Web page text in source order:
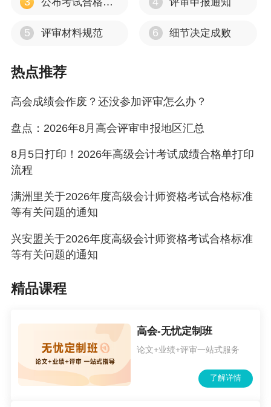
时间及政策>>
5 评审材料规范 6 细节决定成败
热点推荐
高会成绩会作废？还没参加评审怎么办？
盘点：2026年8月高会评审申报地区汇总
8月5日打印！2026年高级会计考试成绩合格单打印
流程
满洲里关于2026年度高级会计师资格考试合格标准
等有关问题的通知
兴安盟关于2026年度高级会计师资格考试合格标准
等有关问题的通知
精品课程
高会-无忧定制班
论文+业绩+评审一站式服务
了解详情